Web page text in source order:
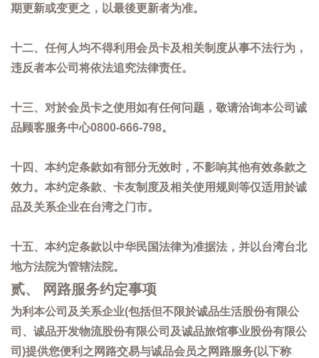
期更新或变更之，以最後更新者为准。
十二、任何人均不得利用会员卡及相关制度从事不法行为，
违反者本公司将依法追究法律责任。
十三、对於会员卡之使用如有任何问题，敬请洽询本公司诚
品顾客服务中心0800-666-798。
十四、本约定条款如有部分无效时，不影响其他有效条款之
效力。本约定条款、卡友制度及相关使用规则等仅适用於诚
品及关系企业在台湾之门市。
十五、本约定条款以中华民国法律为准据法，并以台湾台北
地方法院为管辖法院。
贰、 网路服务约定事项
为利本公司及关系企业(包括但不限於诚品生活股份有限公
司、诚品开发物流股份有限公司及诚品旅馆事业股份有限公
司)提供您便利之网路交易与诚品会员之网路服务(以下称